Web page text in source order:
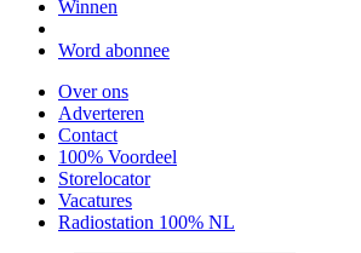
Winnen
Word abonnee
Over ons
Adverteren
Contact
100% Voordeel
Storelocator
Vacatures
Radiostation 100% NL